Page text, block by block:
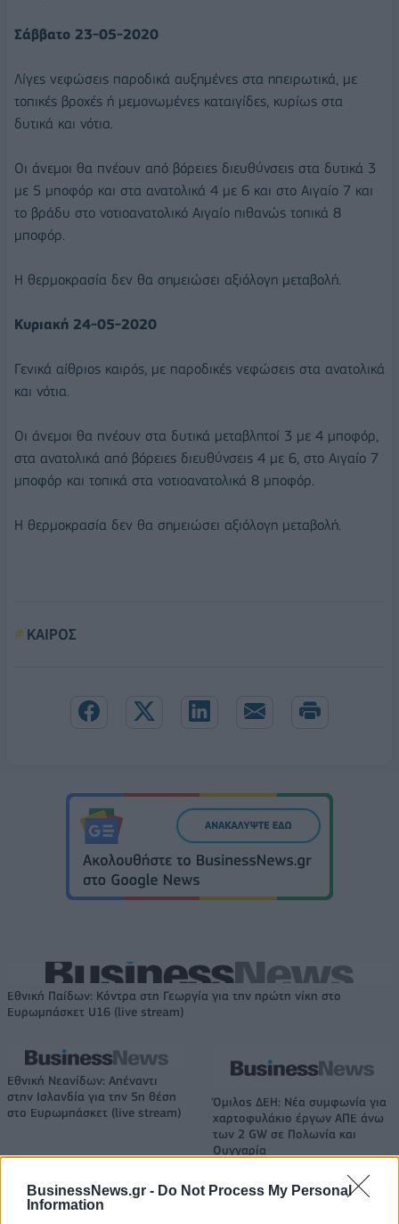
BusinessNews.gr - Do Not Process My Personal
Information
Σάββατο 23-05-2020
Λίγες νεφώσεις παροδικά αυξημένες στα ηπειρωτικά, με
τοπικές βροχές ή μεμονωμένες καταιγίδες, κυρίως στα
δυτικά και νότια.
Οι άνεμοι θα πνέουν από βόρειες διευθύνσεις στα δυτικά 3
με 5 μποφόρ και στα ανατολικά 4 με 6 και στο Αιγαίο 7 και
το βράδυ στο νοτιοανατολικό Αιγαίο πιθανώς τοπικά 8
μποφόρ.
Η θερμοκρασία δεν θα σημειώσει αξιόλογη μεταβολή.
Κυριακή 24-05-2020
Γενικά αίθριος καιρός, με παροδικές νεφώσεις στα ανατολικά
και νότια.
Οι άνεμοι θα πνέουν στα δυτικά μεταβλητοί 3 με 4 μποφόρ,
στα ανατολικά από βόρειες διευθύνσεις 4 με 6, στο Αιγαίο 7
μποφόρ και τοπικά στα νοτιοανατολικά 8 μποφόρ.
Η θερμοκρασία δεν θα σημειώσει αξιόλογη μεταβολή.
ΚΑΙΡΟΣ
Εθνική Παίδων: Κόντρα στη Γεωργία για την πρώτη νίκη στο
Ευρωμπάσκετ U16 (live stream)
Εθνική Νεανίδων: Απέναντι
στην Ισλανδία για την 5η θέση
στο Ευρωμπάσκετ (live stream)
Όμιλος ΔΕΗ: Νέα συμφωνία για
χαρτοφυλάκιο έργων ΑΠΕ άνω
των 2 GW σε Πολωνία και
Ουγγαρία